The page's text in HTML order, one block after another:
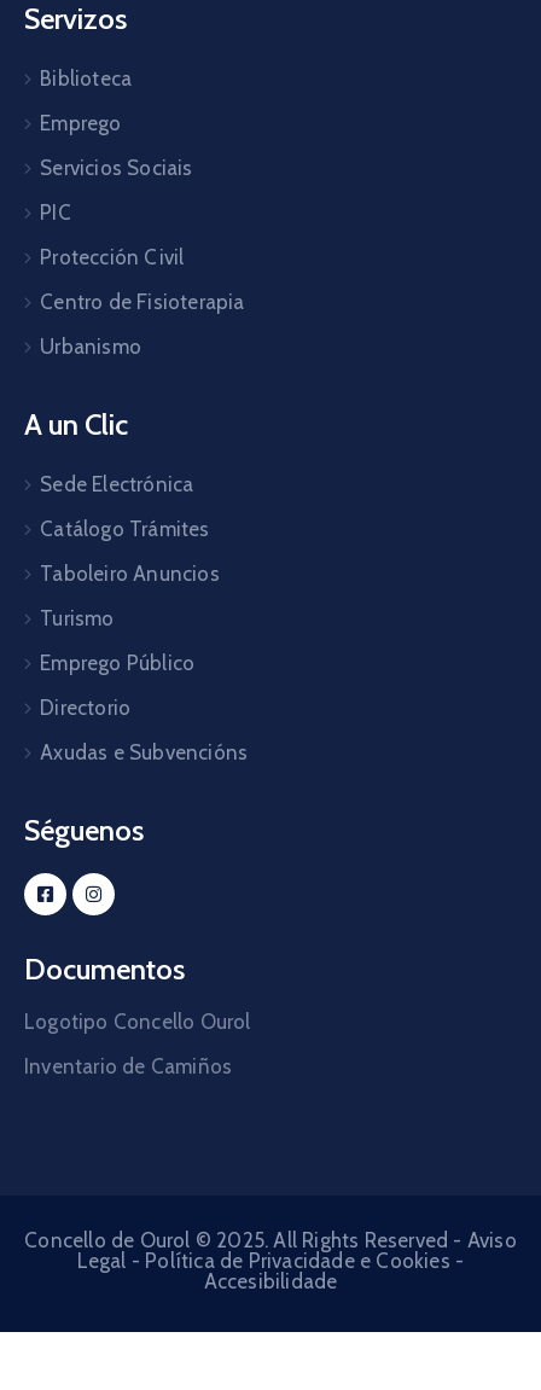
Servizos
Biblioteca
Emprego
Servicios Sociais
PIC
Protección Civil
Centro de Fisioterapia
Urbanismo
A un Clic
Sede Electrónica
Catálogo Trámites
Taboleiro Anuncios
Turismo
Emprego Público
Directorio
Axudas e Subvencións
Séguenos
Documentos
Logotipo Concello Ourol
Inventario de Camiños
Concello de Ourol © 2025. All Rights Reserved - Aviso
Legal - Política de Privacidade e Cookies -
Accesibilidade